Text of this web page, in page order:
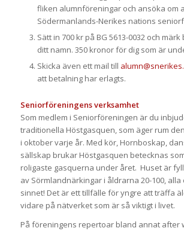
fliken alumnföreningar och ansöka om
Södermanlands-Nerikes nations
Sätt in 700 kr på BG 5613-0032 och
ditt namn. 350 kronor för dig som är
Skicka även ett mail till
att betalning har erlagts.
Seniorföreningens verksamhet
Som medlem i Seniorföreningen är du
traditionella Höstgasquen, som äger rum
i oktober varje år. Med kör, Hornboskap,
sällskap brukar Höstgasquen betecknas
roligaste gasquerna under året. Huset är
av Sörmlandnärkingar i åldrarna 20-100, alla
sinnet! Det är ett tillfälle för yngre att träffa
vidare på nätverket som är så viktigt i livet.
På föreningens repertoar bland annat after